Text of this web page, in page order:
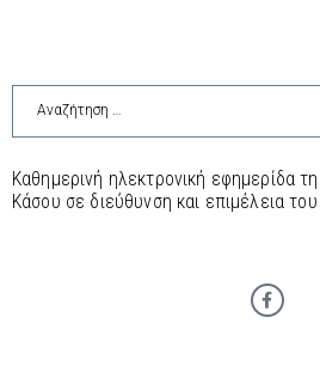
Καθημερινή ηλεκτρονική εφημερίδα
Κάσου σε διεύθυνση και επιμέλεια